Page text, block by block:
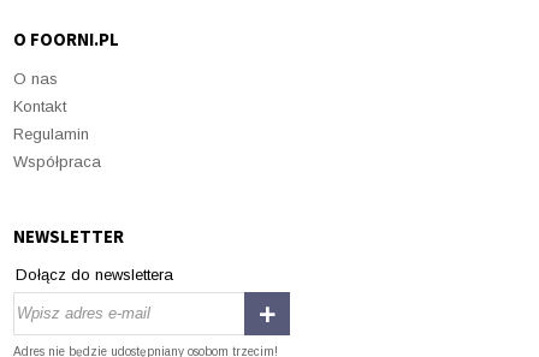
O FOORNI.PL
O nas
Kontakt
Regulamin
Współpraca
NEWSLETTER
Dołącz do newslettera
Adres nie będzie udostępniany osobom trzecim!